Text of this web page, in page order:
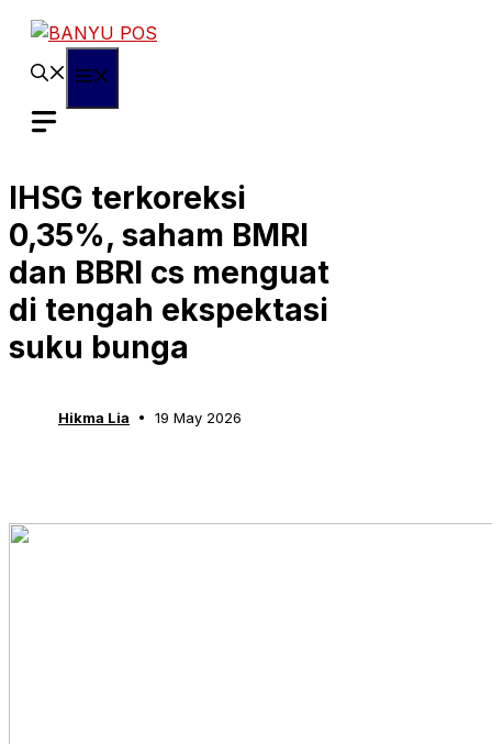
Skip
content
IHSG terkoreksi
0,35%, saham BMRI
dan BBRI cs menguat
di tengah ekspektasi
suku bunga
Hikma Lia 19 May 2026